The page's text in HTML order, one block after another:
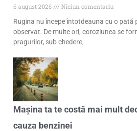
6 august 2026
Niciun comentariu
Rugina nu începe întotdeauna cu o pată
observat. De multe ori, coroziunea se
pragurilor, sub chedere,
Mașina ta te costă mai mult
cauza benzinei